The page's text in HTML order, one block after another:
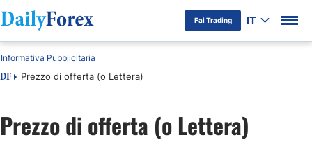
Fai Trading IT
DF Prezzo di offerta (o Lettera)
Informativa Pubblicitaria
Prezzo di offerta (o Lettera)